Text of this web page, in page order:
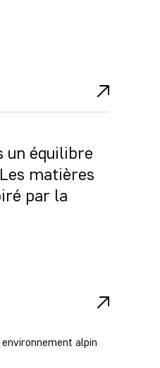
un équilibre
matières
par la
alpin